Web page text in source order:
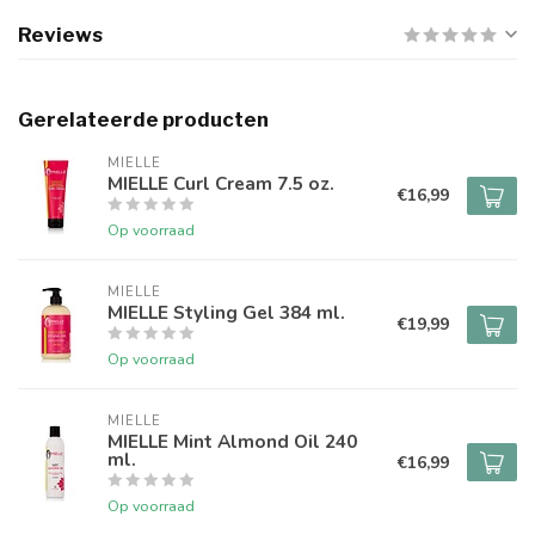
Reviews
Gerelateerde producten
MIELLE
MIELLE Curl Cream 7.5 oz.
Op voorraad
€16,99
MIELLE
MIELLE Styling Gel 384 ml.
Op voorraad
€19,99
MIELLE
MIELLE Mint Almond Oil 240
ml.
Op voorraad
€16,99